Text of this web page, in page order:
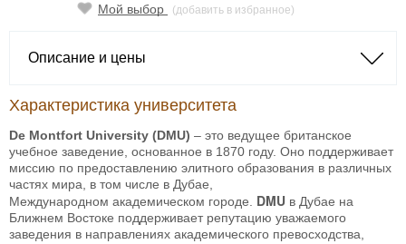
Мой выбор (добавить в избранное)
Описание и цены
Характеристика университета
De Montfort University (DMU) – это ведущее британское
учебное заведение, основанное в 1870 году. Оно поддерживает
миссию по предоставлению элитного образования в различных
частях мира, в том числе в Дубае,
Международном академическом городе. DMU в Дубае на
Ближнем Востоке поддерживает репутацию уважаемого
заведения в направлениях академического превосходства,